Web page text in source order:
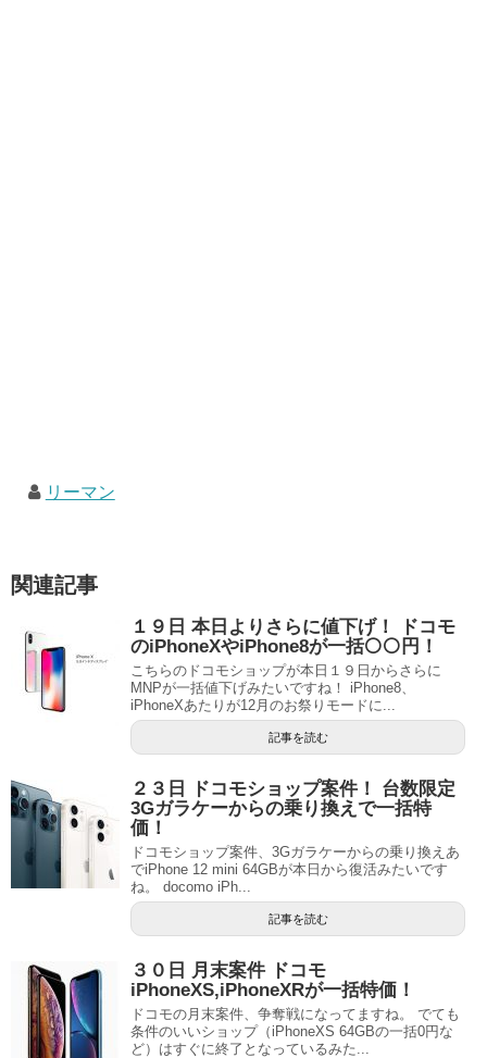
リーマン
関連記事
１９日 本日よりさらに値下げ！ ドコモ
のiPhoneXやiPhone8が一括⚪⚪円！
こちらのドコモショップが本日１９日からさらに
MNPが一括値下げみたいですね！ iPhone8、
iPhoneXあたりが12月のお祭りモードに...
記事を読む
２３日 ドコモショップ案件！ 台数限定
3Gガラケーからの乗り換えで一括特
価！
ドコモショップ案件、3Gガラケーからの乗り換えあ
でiPhone 12 mini 64GBが本日から復活みたいです
ね。 docomo iPh...
記事を読む
３０日 月末案件 ドコモ
iPhoneXS,iPhoneXRが一括特価！
ドコモの月末案件、争奪戦になってますね。 でても
条件のいいショップ（iPhoneXS 64GBの一括0円な
ど）はすぐに終了となっているみた...